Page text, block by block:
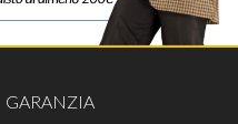
GARANZIA